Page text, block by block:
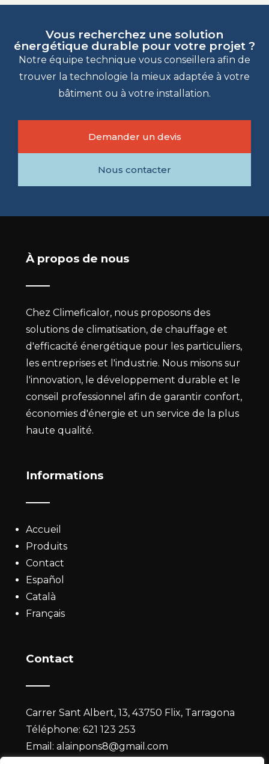
Vous recherchez une solution
énergétique durable pour votre projet ?
Notre équipe technique vous conseillera afin de
trouver la technologie la mieux adaptée à votre
bâtiment ou à votre installation.
Demander un devis
Nous contacter
À propos de nous
Chez Climeficalor, nous proposons des
solutions de climatisation, de chauffage et
d'efficacité énergétique pour les particuliers,
les entreprises et l'industrie. Nous misons sur
l'innovation, le développement durable et le
conseil professionnel afin de garantir confort,
économies d'énergie et un service de la plus
haute qualité.
Informations
Accueil
Produits
Contact
Español
Català
Français
Contact
Carrer Sant Albert, 13, 43750 Flix, Tarragona
Téléphone:621 123 253
Email:alainpons8@gmail.com